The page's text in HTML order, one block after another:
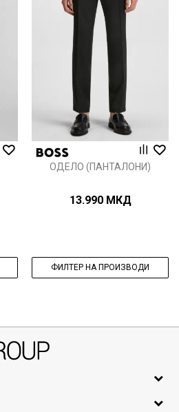
ОДЕЛО (ПАНТАЛОНИ)
13.990 МКД
ФИЛТЕР НА ПРОИЗВОДИ